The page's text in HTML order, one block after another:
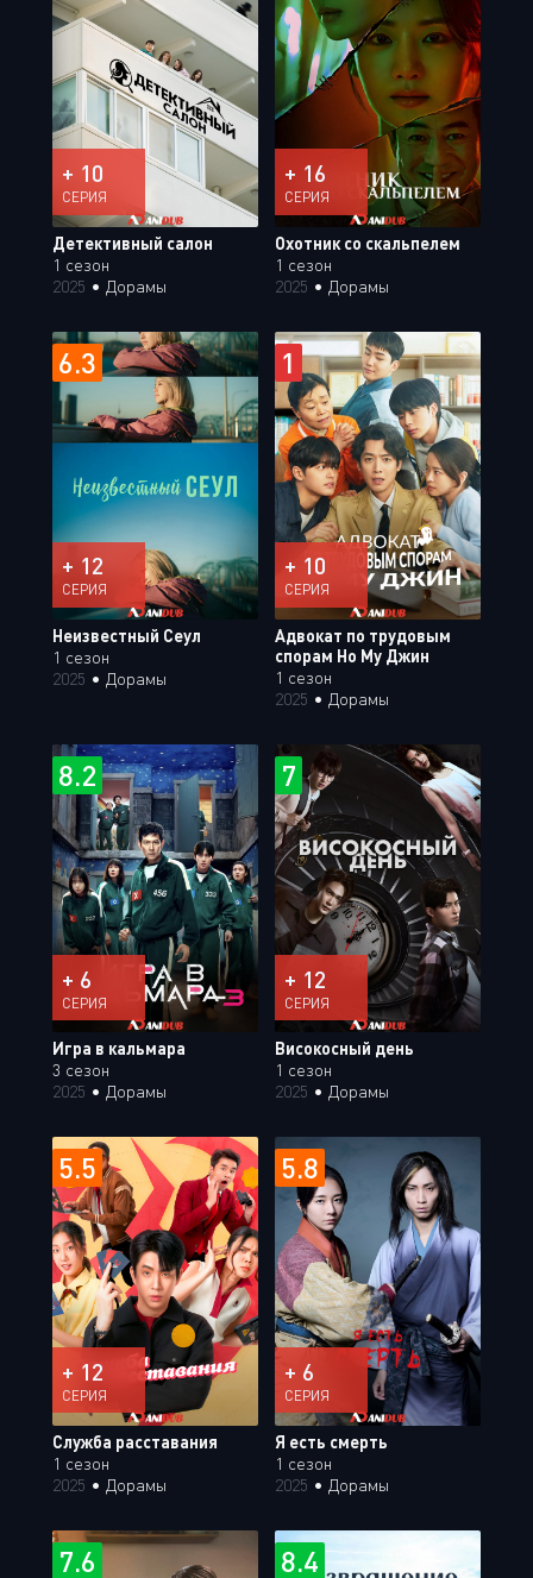
+ 10
СЕРИЯ
Детективный салон
1 сезон
2025 • Дорамы
+ 16
СЕРИЯ
Охотник со скальпелем
1 сезон
2025 • Дорамы
6.3
+ 12
СЕРИЯ
Неизвестный Сеул
1 сезон
2025 • Дорамы
1
+ 10
СЕРИЯ
Адвокат по трудовым
спорам Но Му Джин
1 сезон
2025 • Дорамы
8.2
+ 6
СЕРИЯ
Игра в кальмара
3 сезон
2025 • Дорамы
7
+ 12
СЕРИЯ
Високосный день
1 сезон
2025 • Дорамы
5.5
+ 12
СЕРИЯ
Служба расставания
1 сезон
2025 • Дорамы
5.8
+ 6
СЕРИЯ
Я есть смерть
1 сезон
2025 • Дорамы
7.6 8.4